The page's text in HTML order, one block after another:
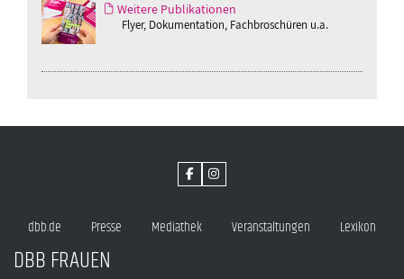
Weitere Publikationen
Flyer, Dokumentation, Fachbroschüren u.a.
dbb.de Presse Mediathek Veranstaltungen Lexikon
DBB FRAUEN